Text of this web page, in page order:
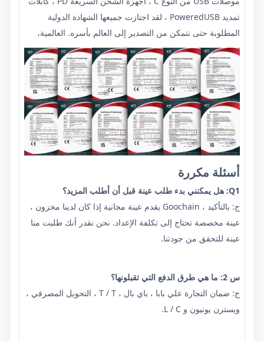
تمديد PoweredUSB ، لقد اجتازت جميعها الشهادة الدولية
المطلوبة حتى نتمكن من التصدير إلى العالم بأسره. العالمية،
أسئلة مكررة
Q1: هل يمكنني بدء طلب عينة قبل أن أطلب المزيد؟
ج: بالتأكيد ، Goochain يقدم عينة مجانية إذا كان لدينا مخزون ،
عينة مخصصة تحتاج إلى تكلفة الإعداد. نحن نقدر أنك طلبت منا
عينة للتحقق من جودتنا.
س 2: ما هي طرق الدفع التي تقبلونها؟
ج: ضمان التجارة علي بابا ، باي بال ، T / T ، التحويل المصرفي ،
ويسترن يونيون و L / C.